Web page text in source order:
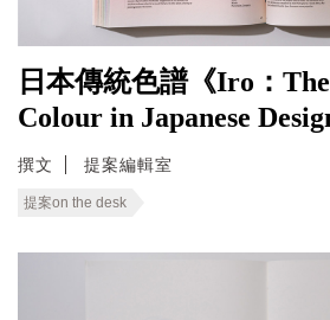
日本傳統色譜《Iro：The
Colour in Japanese
撰文 提案編輯室
提案on the desk